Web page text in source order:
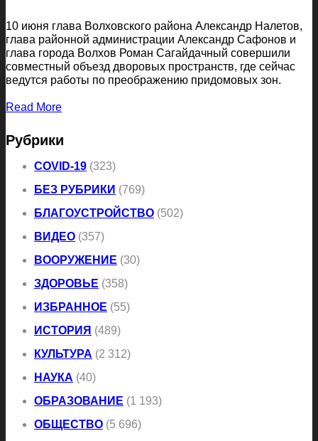
10 июня глава Волховского района Александр Налетов,
глава районной администрации Александр Сафонов и
глава города Волхов Роман Сагайдачный совершили
совместный объезд дворовых пространств, где сейчас
ведутся работы по преображению придомовых зон.
Read More
Рубрики
COVID-19 (323)
БЕЗ РУБРИКИ (769)
БЛАГОУСТРОЙСТВО (502)
ВИДЕО (357)
ВООРУЖЕНИЕ (30)
ЗДОРОВЬЕ (358)
ИЗБРАННОЕ (55)
ИСТОРИЯ (489)
КУЛЬТУРА (2 312)
НАУКА (40)
ОБРАЗОВАНИЕ (1 193)
ОБЩЕСТВО (5 696)